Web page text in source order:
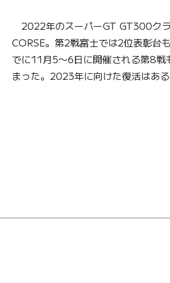
2022年のスーパーGT GT300クラ
CORSE。第2戦富士では2位表彰台
でに11月5〜6日に開催される第8戦
まった。2023年に向けた復活はあ